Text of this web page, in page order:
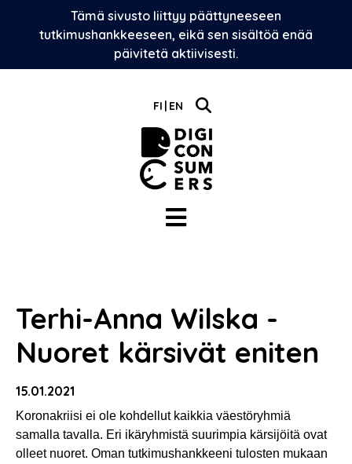
Tämä sivusto liittyy päättyneeseen
tutkimushankkeeseen, eikä sen sisältöä enää
päivitetä aktiivisesti.
FI EN
Terhi-Anna Wilska -
Nuoret kärsivät eniten
15.01.2021
Koronakriisi ei ole kohdellut kaikkia väestöryhmiä
samalla tavalla. Eri ikäryhmistä suurimpia kärsijöitä ovat
olleet nuoret. Oman tutkimushankkeeni tulosten mukaan